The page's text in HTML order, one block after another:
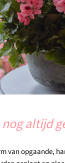
altijd
van opgaande,